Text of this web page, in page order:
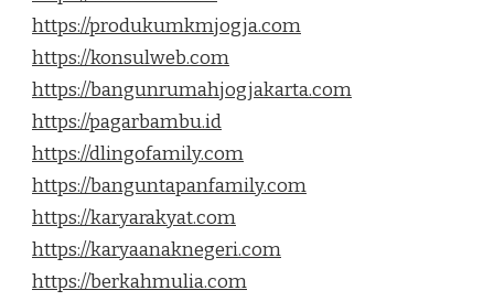
https://produkumkmjogja.com
https://konsulweb.com
https://bangunrumahjogjakarta.com
https://pagarbambu.id
https://dlingofamily.com
https://banguntapanfamily.com
https://karyarakyat.com
https://karyaanaknegeri.com
https://berkahmulia.com